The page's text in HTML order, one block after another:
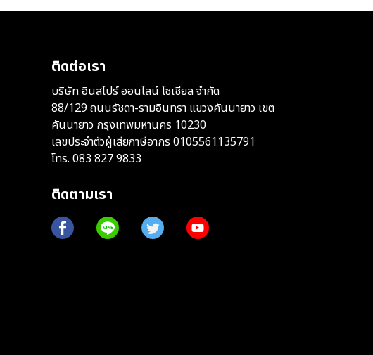
ติดต่อเรา
บริษัท อินสไปร์ ออนไลน์ โซเชียล จำกัด
88/129 ถนนรัชดา-รามอินทรา แขวงคันนายาว เขต
คันนายาว กรุงเทพมหานคร 10230
เลขประจำตัวผู้เสียภาษีอากร 0105561135791
โทร. 083 827 9833
ติดตามเรา